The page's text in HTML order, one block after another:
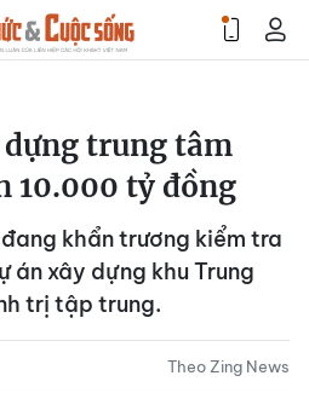
trung tâm
10.000 tỷ đồng
đang khẩn trương kiểm tra
án xây dựng khu Trung
trị tập trung.
Theo Zing News